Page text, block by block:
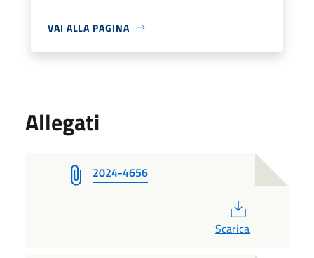
VAI ALLA PAGINA
Allegati
2024-4656
Scarica